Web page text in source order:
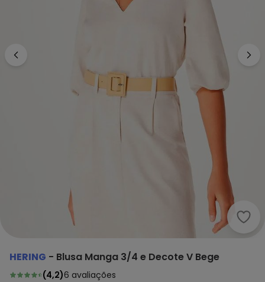
HERING - Blusa Manga 3/4 e Decote V Bege
(4,2)6 avaliações